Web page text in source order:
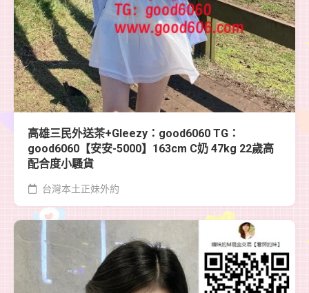
高雄三民外送茶+Gleezy：good6060 TG：
good6060【安安-5000】163cm C奶 47kg 22歲高
配合度小騷貨
台灣本土正妹外約